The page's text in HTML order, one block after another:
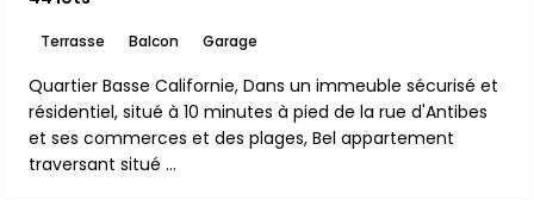
Terrasse Balcon Garage
Quartier Basse Californie, Dans un immeuble sécurisé et
résidentiel, situé à 10 minutes à pied de la rue d'Antibes
et ses commerces et des plages, Bel appartement
traversant situé ...